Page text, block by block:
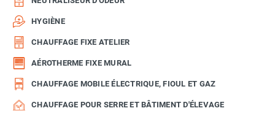
HYGIÈNE
CHAUFFAGE FIXE ATELIER
AÉROTHERME FIXE MURAL
CHAUFFAGE MOBILE ÉLECTRIQUE, FIOUL ET GAZ
CHAUFFAGE POUR SERRE ET BÂTIMENT D'ÉLEVAGE